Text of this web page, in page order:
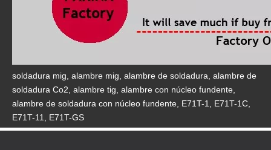
soldadura mig, alambre mig, alambre de soldadura, alambre de
soldadura Co2, alambre tig, alambre con núcleo fundente,
alambre de soldadura con núcleo fundente, E71T-1, E71T-1C,
E71T-11, E71T-GS